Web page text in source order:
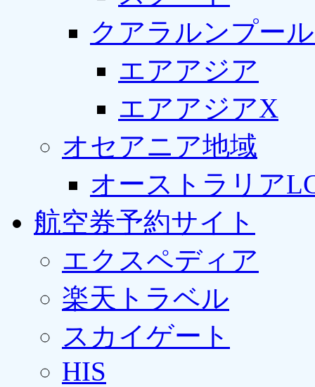
クアラルンプー
エアアジア
エアアジアX
オセアニア地域
オーストラリア
航空券予約サイト
エクスペディア
楽天トラベル
スカイゲート
HIS